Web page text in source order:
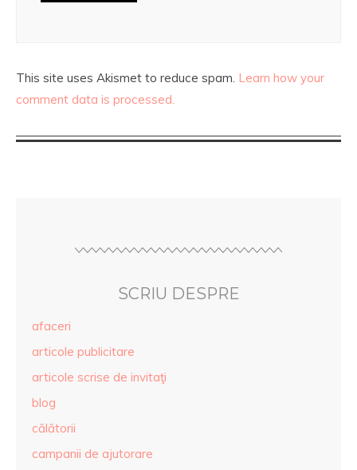
This site uses Akismet to reduce spam. Learn how your
comment data is processed.
SCRIU DESPRE
afaceri
articole publicitare
articole scrise de invitaţi
blog
călătorii
campanii de ajutorare